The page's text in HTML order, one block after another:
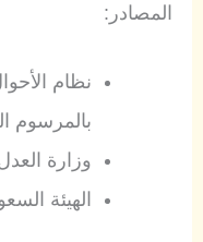
المصادر:
نظام
بالمرسوم الملكي
وزارة
الهيئة